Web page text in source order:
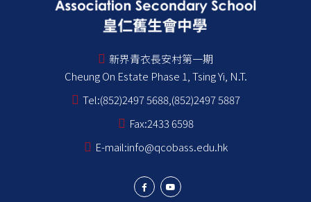
新界青衣長安村第一期
Cheung On Estate Phase 1, Tsing Yi, N.T.
Tel:(852)2497 5688,(852)2497 5887
Fax:2433 6598
E-mail:info@qcobass.edu.hk